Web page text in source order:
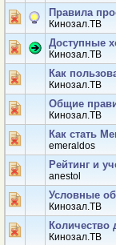
Правила
Кинозал.ТВ
Доступные
Кинозал.ТВ
Как
Кинозал.ТВ
Общие
Кинозал.ТВ
Как стать
emeraldos
Рейтинг и
anestol
Условные
Кинозал.ТВ
Количество
Кинозал.ТВ